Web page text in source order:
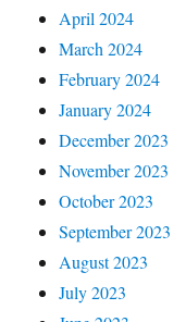
April 2024
March 2024
February 2024
January 2024
December 2023
November 2023
October 2023
September 2023
August 2023
July 2023